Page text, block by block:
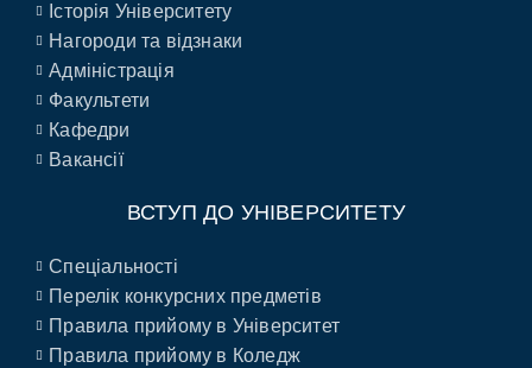
Історія Університету
Нагороди та відзнаки
Адміністрація
Факультети
Кафедри
Вакансії
ВСТУП ДО УНІВЕРСИТЕТУ
Спеціальності
Перелік конкурсних предметів
Правила прийому в Університет
Правила прийому в Коледж